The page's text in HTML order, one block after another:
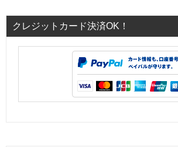
クレジットカード決済OK！